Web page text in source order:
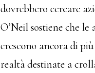
dovrebbero cercare
O’Neil sostiene che le
crescono ancora di
realtà destinate a